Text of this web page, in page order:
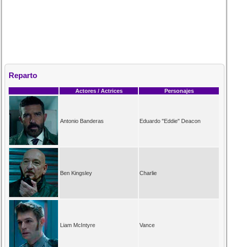
Reparto
Actores / Actrices Personajes
Antonio Banderas Eduardo "Eddie" Deacon
Ben Kingsley Charlie
Liam McIntyre Vance